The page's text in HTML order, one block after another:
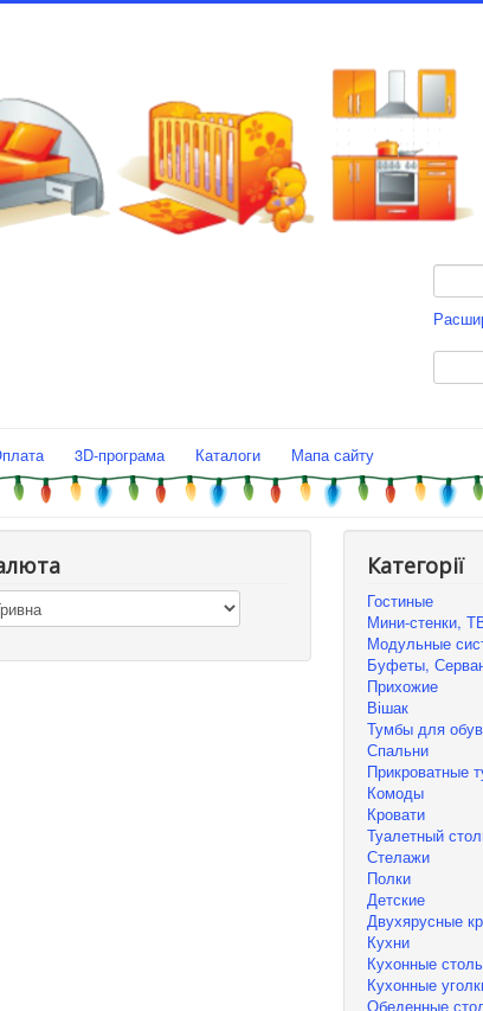
3D-програма Каталоги Мапа сайту
Категорії
Гостиные
Мини-стенки,
Модульные
Буфеты,
Прихожие
Вішак
Тумбы для
Спальни
Прикроватные
Комоды
Кровати
Туалетный
Стелажи
Полки
Детские
Двухярусные
Кухни
Кухонные
Кухонные
Обеденные